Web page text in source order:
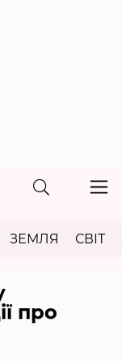
ЗЕМЛЯ СВІТ
про